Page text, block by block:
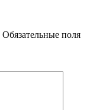
Обязательные поля